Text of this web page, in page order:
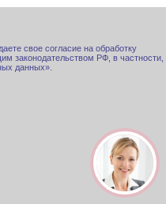
свое согласие на обработку
законодательством РФ, в частности,
данных».